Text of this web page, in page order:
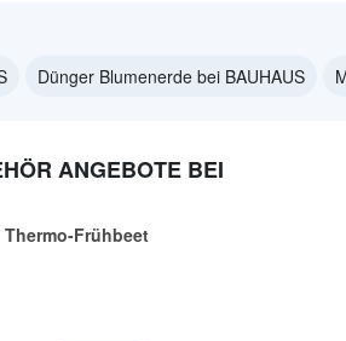
Dünger Blumenerde bei BAUHAUS
ANGEBOTE BEI
Thermo-Frühbeet